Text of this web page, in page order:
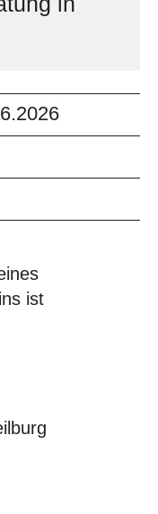
ist